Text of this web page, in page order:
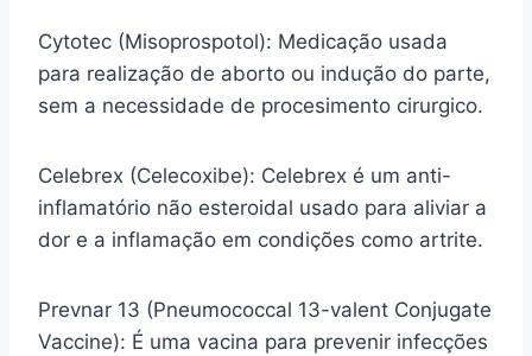
Cytotec (Misoprospotol): Medicação usada
para realização de aborto ou indução do parte,
sem a necessidade de procesimento cirurgico.
Celebrex (Celecoxibe): Celebrex é um anti-
inflamatório não esteroidal usado para aliviar a
dor e a inflamação em condições como artrite.
Prevnar 13 (Pneumococcal 13-valent Conjugate
Vaccine): É uma vacina para prevenir infecções